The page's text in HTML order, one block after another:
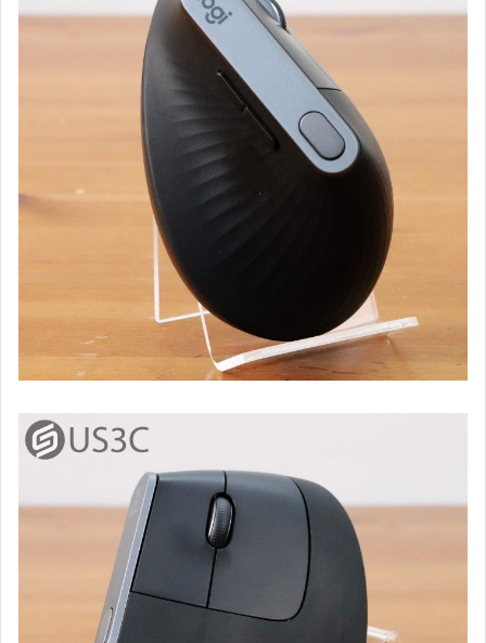
筆記型電腦 (Microsoft Surface系列)
運動&智慧手錶 (Apple Watch)
智慧手機 (iPhone & AirPods)
智慧手機 (Samsung)
智慧手機 (Mi)
平板電腦 (iPad & Apple Pencil)
平板電腦 (其他品牌)
數位單眼相機 (Canon)
數位單眼相機 (Nikon)
數位單眼相機 (Sony)
單眼鏡頭 (Canon 原廠)
單眼鏡頭 (Nikon 原廠)
單眼鏡頭 (For Nikon 副廠)